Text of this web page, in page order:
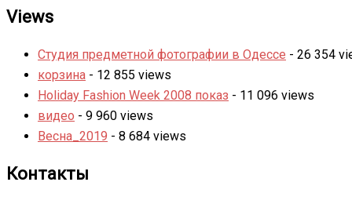
Views
Студия предметной фотографии в Одессе - 26 354
корзина - 12 855 views
Holiday Fashion Week 2008 показ - 11 096 views
видео - 9 960 views
Весна_2019 - 8 684 views
Контакты